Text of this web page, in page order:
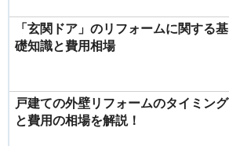
「玄関ドア」のリフォームに関する基
礎知識と費用相場
戸建ての外壁リフォームのタイミング
と費用の相場を解説！